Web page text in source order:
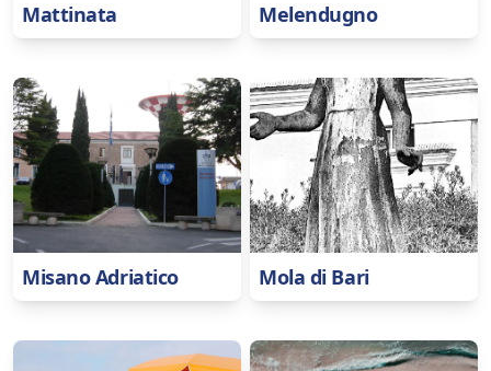
Mattinata Melendugno
Misano Adriatico Mola di Bari